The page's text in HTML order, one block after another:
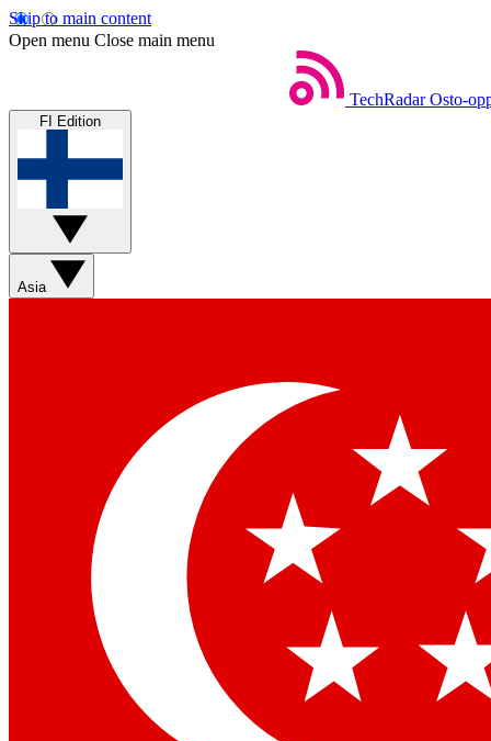
Skip to main content
Open menu Close main menu
TechRadar Osto-
FI Edition
Asia